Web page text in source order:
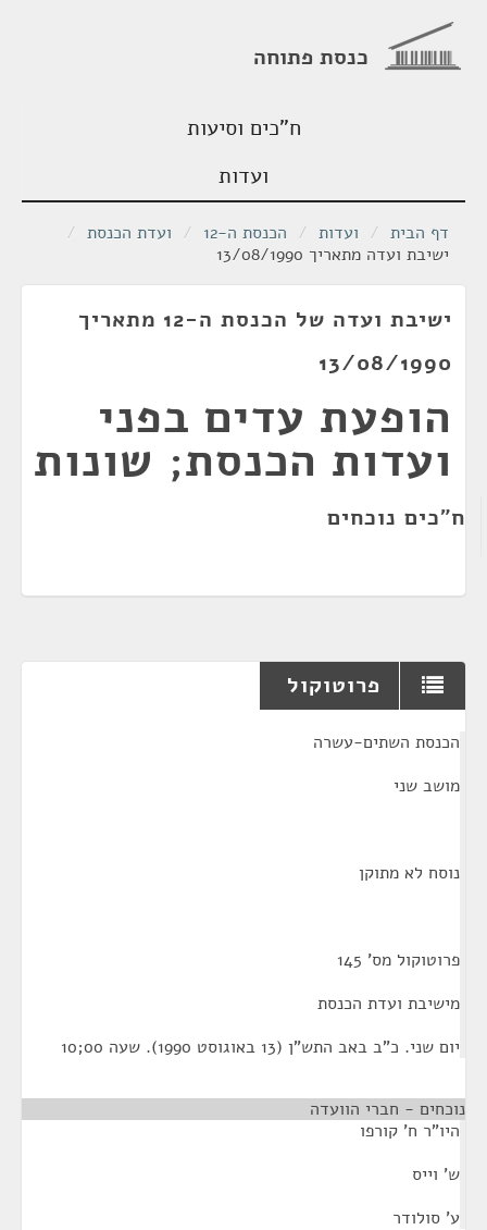
כנסת פתוחה
ח"כים וסיעות
ועדות
דף הבית / ועדות / הכנסת ה-12 / ועדת הכנסת /
ישיבת ועדה מתאריך 13/08/1990
ישיבת ועדה של הכנסת ה-12 מתאריך
13/08/1990
הופעת עדים בפני
ועדות הכנסת; שונות
ח"כים נוכחים
פרוטוקול
הכנסת השתים-עשרה
מושב שני
נוסח לא מתוקן
פרוטוקול מס' 145
מישיבת ועדת הכנסת
יום שני. כ"ב באב התש"ן (13 באוגוסט 1990). שעה 00;10
נוכחים - חברי הוועדה
היו"ר ח' קורפו
ש' וייס
ע' סולודר